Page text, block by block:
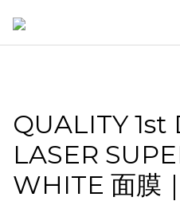
QUALITY 1st
LASER
WHITE 面膜